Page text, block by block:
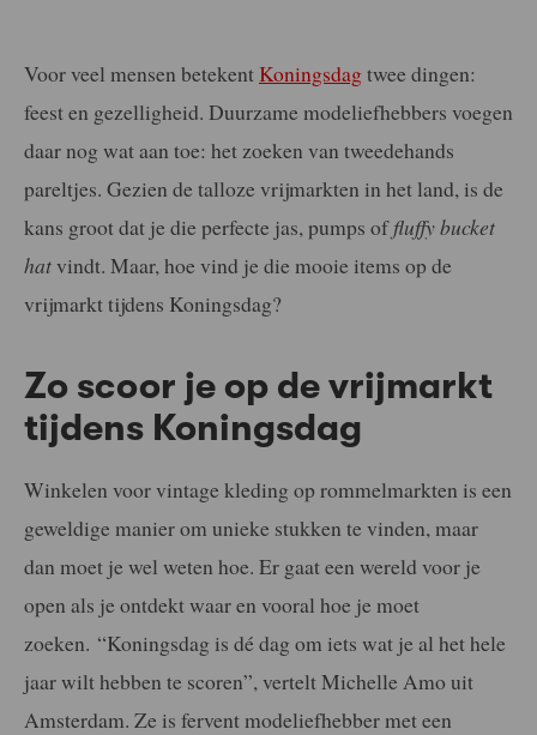
Voor veel mensen betekent Koningsdagtwee dingen:
feest en gezelligheid. Duurzame modeliefhebbers voegen
daar nog wat aan toe: het zoeken van tweedehands
pareltjes. Gezien de talloze vrijmarkten in het land, is de
kans groot dat je die perfecte jas, pumps offluffybucket
hatvindt. Maar, hoe vind je die mooie items op de
vrijmarkt tijdens Koningsdag?
Zo scoor je op de vrijmarkt
tijdens Koningsdag
Winkelen voor vintage kleding op rommelmarkten is een
geweldige manier om unieke stukken te vinden, maar
dan moet je wel weten hoe. Er gaat een wereld voor je
open als je ontdekt waar en vooral hoe je moet
zoeken. “Koningsdag is dé dag om iets wat je al het hele
jaar wilt hebben te scoren”, vertelt Michelle Amo uit
Amsterdam. Ze is fervent modeliefhebber met een